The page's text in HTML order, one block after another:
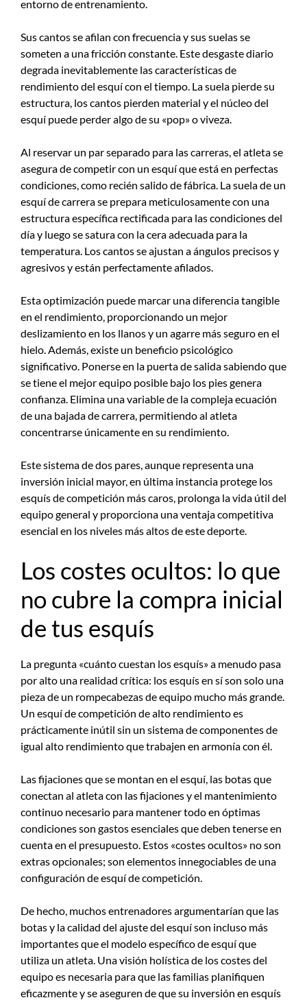
entorno de entrenamiento.
Sus cantos se afilan con frecuencia y sus suelas se
someten a una fricción constante. Este desgaste diario
degrada inevitablemente las características de
rendimiento del esquí con el tiempo. La suela pierde su
estructura, los cantos pierden material y el núcleo del
esquí puede perder algo de su «pop» o viveza.
Al reservar un par separado para las carreras, el atleta se
asegura de competir con un esquí que está en perfectas
condiciones, como recién salido de fábrica. La suela de un
esquí de carrera se prepara meticulosamente con una
estructura específica rectificada para las condiciones del
día y luego se satura con la cera adecuada para la
temperatura. Los cantos se ajustan a ángulos precisos y
agresivos y están perfectamente afilados.
Esta optimización puede marcar una diferencia tangible
en el rendimiento, proporcionando un mejor
deslizamiento en los llanos y un agarre más seguro en el
hielo. Además, existe un beneficio psicológico
significativo. Ponerse en la puerta de salida sabiendo que
se tiene el mejor equipo posible bajo los pies genera
confianza. Elimina una variable de la compleja ecuación
de una bajada de carrera, permitiendo al atleta
concentrarse únicamente en su rendimiento.
Este sistema de dos pares, aunque representa una
inversión inicial mayor, en última instancia protege los
esquís de competición más caros, prolonga la vida útil del
equipo general y proporciona una ventaja competitiva
esencial en los niveles más altos de este deporte.
Los costes ocultos: lo que
no cubre la compra inicial
de tus esquís
La pregunta «cuánto cuestan los esquís» a menudo pasa
por alto una realidad crítica: los esquís en sí son solo una
pieza de un rompecabezas de equipo mucho más grande.
Un esquí de competición de alto rendimiento es
prácticamente inútil sin un sistema de componentes de
igual alto rendimiento que trabajen en armonía con él.
Las fijaciones que se montan en el esquí, las botas que
conectan al atleta con las fijaciones y el mantenimiento
continuo necesario para mantener todo en óptimas
condiciones son gastos esenciales que deben tenerse en
cuenta en el presupuesto. Estos «costes ocultos» no son
extras opcionales; son elementos innegociables de una
configuración de esquí de competición.
De hecho, muchos entrenadores argumentarían que las
botas y la calidad del ajuste del esquí son incluso más
importantes que el modelo específico de esquí que
utiliza un atleta. Una visión holística de los costes del
equipo es necesaria para que las familias planifiquen
eficazmente y se aseguren de que su inversión en esquís